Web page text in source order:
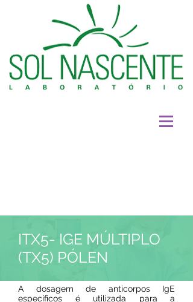
ITX5- IGE MÚLTIPLO
(TX5) PÓLEN
A dosagem de anticorpos IgE
específicos é utilizada para a